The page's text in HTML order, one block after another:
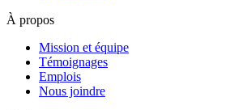
À propos
Mission et équipe
Témoignages
Emplois
Nous joindre